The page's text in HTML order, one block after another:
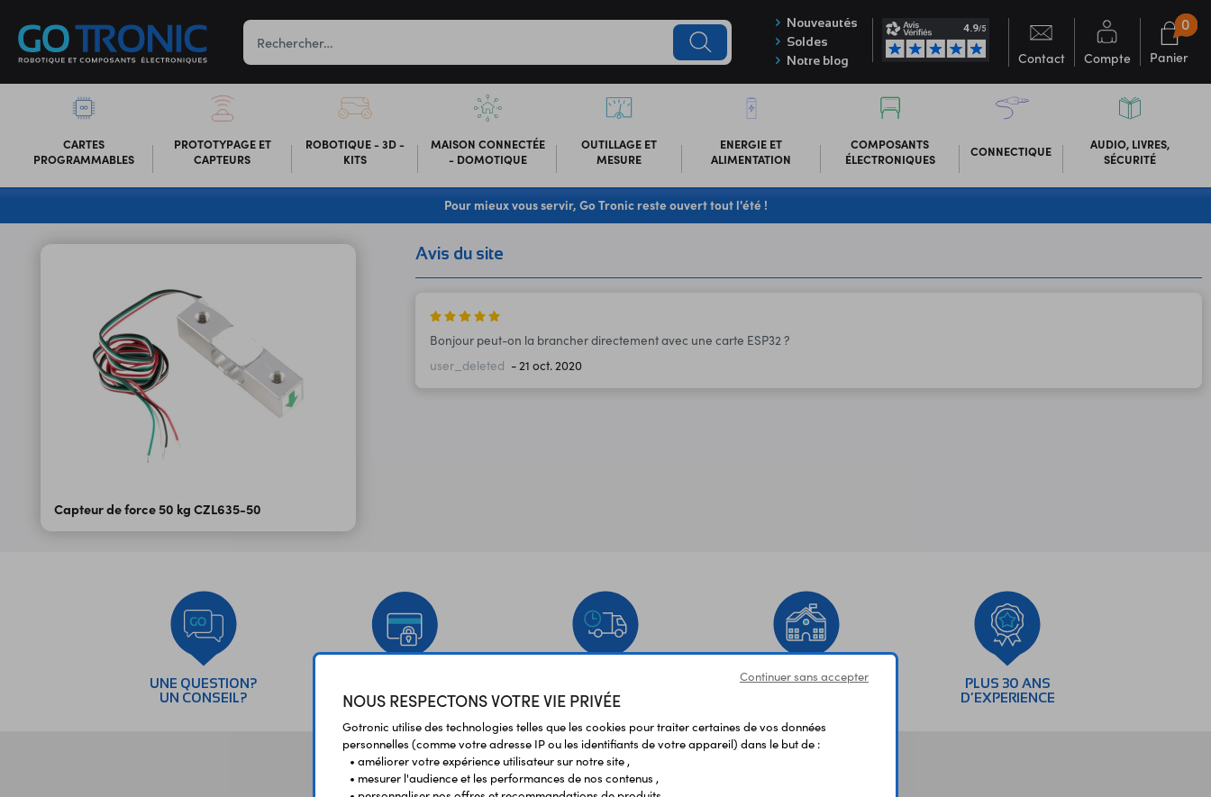
Nouveautés
Soldes
Notre blog
Contact Compte Panier
0
CARTES
PROGRAMMABLES
PROTOTYPAGE ET
CAPTEURS
ROBOTIQUE - 3D -
KITS
MAISON CONNECTÉE
- DOMOTIQUE
OUTILLAGE ET
MESURE
ENERGIE ET
ALIMENTATION
COMPOSANTS
ÉLECTRONIQUES
CONNECTIQUE
AUDIO, LIVRES,
SÉCURITÉ
Pour mieux vous servir, Go Tronic reste ouvert tout l'été !
Capteur de force 50 kg CZL635-50
Avis du site
Bonjour peut-on la brancher directement avec une carte ESP32 ?
user_deleted - 21 oct. 2020
UNE QUESTION?
UN CONSEIL?
SÉCURISÉ
RAPIDE
ÉTABLISSEMENTS
PLUS 30 ANS
D’EXPERIENCE
Vos aviset témoignages
Continuer sans accepter
NOUS RESPECTONS VOTRE VIE PRIVÉE
Gotronic utilise des technologies telles que les cookies pour traiter certaines de vos données
personnelles (comme votre adresse IP ou les identifiants de votre appareil) dans le but de :
• améliorer votre expérience utilisateur sur notre site ,
• mesurer l'audience et les performances de nos contenus ,